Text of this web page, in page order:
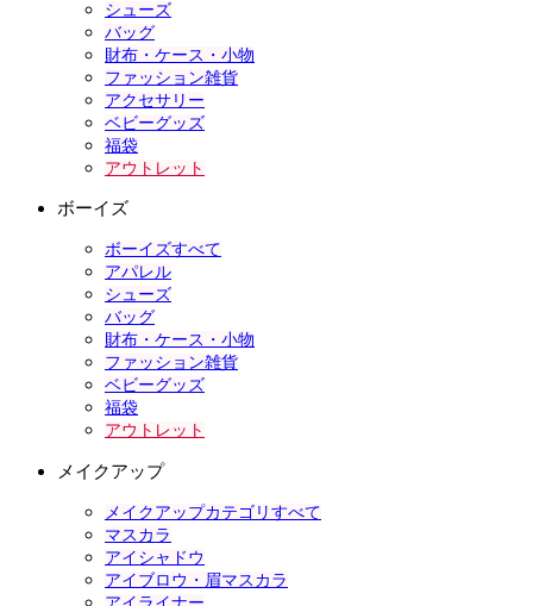
シューズ
バッグ
財布・ケース・小物
ファッション雑貨
アクセサリー
ベビーグッズ
福袋
アウトレット
ボーイズ
ボーイズすべて
アパレル
シューズ
バッグ
財布・ケース・小物
ファッション雑貨
ベビーグッズ
福袋
アウトレット
メイクアップ
メイクアップカテゴリすべて
マスカラ
アイシャドウ
アイブロウ・眉マスカラ